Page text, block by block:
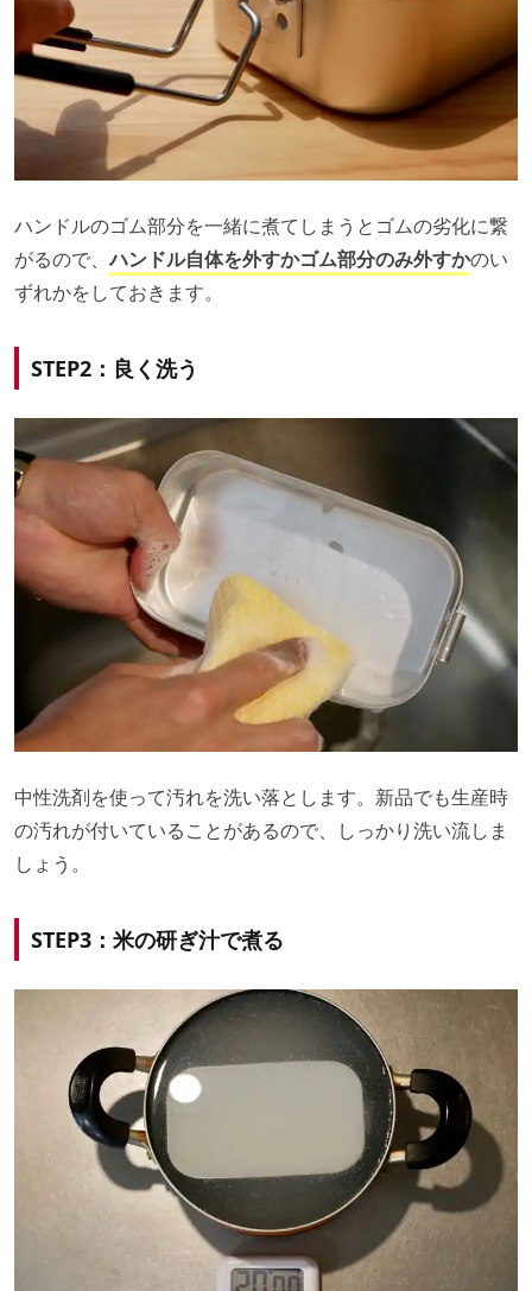
ハンドルのゴム部分を一緒に煮てしまうとゴムの劣化に繋
がるので、ハンドル自体を外すかゴム部分のみ外すかのい
ずれかをしておきます。
STEP2：良く洗う
中性洗剤を使って汚れを洗い落とします。新品でも生産時
の汚れが付いていることがあるので、しっかり洗い流しま
しょう。
STEP3：米の研ぎ汁で煮る